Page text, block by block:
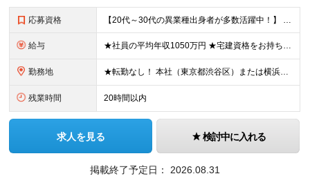
応募資格 【20代～30代の異業種出身者が多数活躍中！】 ●学歴不問 ●何らかの営業経験をお持ちの方（業種・商材は問いません） ※不動産業界の経験は不要です。これまでの営業力を活かせます。
給与 ★社員の平均年収1050万円 ★宅建資格をお持ちの方は月3万円の資格手当を支給 月給30万円以上 ＋ インセンティブ（年4回）＋ 各種手当 ＋ 特別賞与 ※経験・能力を考慮の上、優遇します。 ※上記
勤務地 ★転勤なし！ 本社（東京都渋谷区）または横浜支店（神奈川県横浜市）での勤務となります。 【本社】 東京都渋谷区渋谷2-12-15 日本薬学会長井記念館 8F 【横浜支店】 神奈川県横浜市中区大田
残業時間 20時間以内
求人を見る 検討中に入れる
掲載終了予定日： 2026.08.31